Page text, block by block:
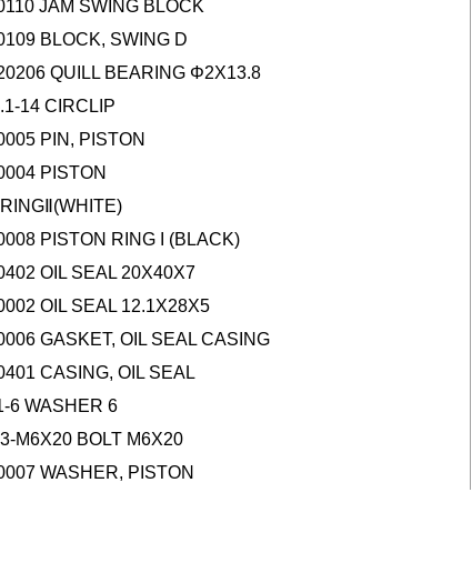
JAM SWING BLOCK
BLOCK, SWING D
QUILL BEARING Φ2X13.8
14 CIRCLIP
PIN, PISTON
PISTON
PISTON RING I (BLACK)
OIL SEAL 20X40X7
OIL SEAL 12.1X28X5
GASKET, OIL SEAL CASING
CASING, OIL SEAL
6 WASHER 6
M6X20 BOLT M6X20
WASHER, PISTON